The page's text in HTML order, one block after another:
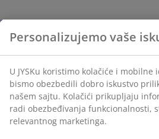
Personalizujemo vaše
U JYSKu koristimo kolačiće i mobilne
bismo obezbedili dobro iskustvo
našem sajtu. Kolačići prikupljaju
radi obezbeđivanja funkcionalnosti,
relevantnog marketinga.